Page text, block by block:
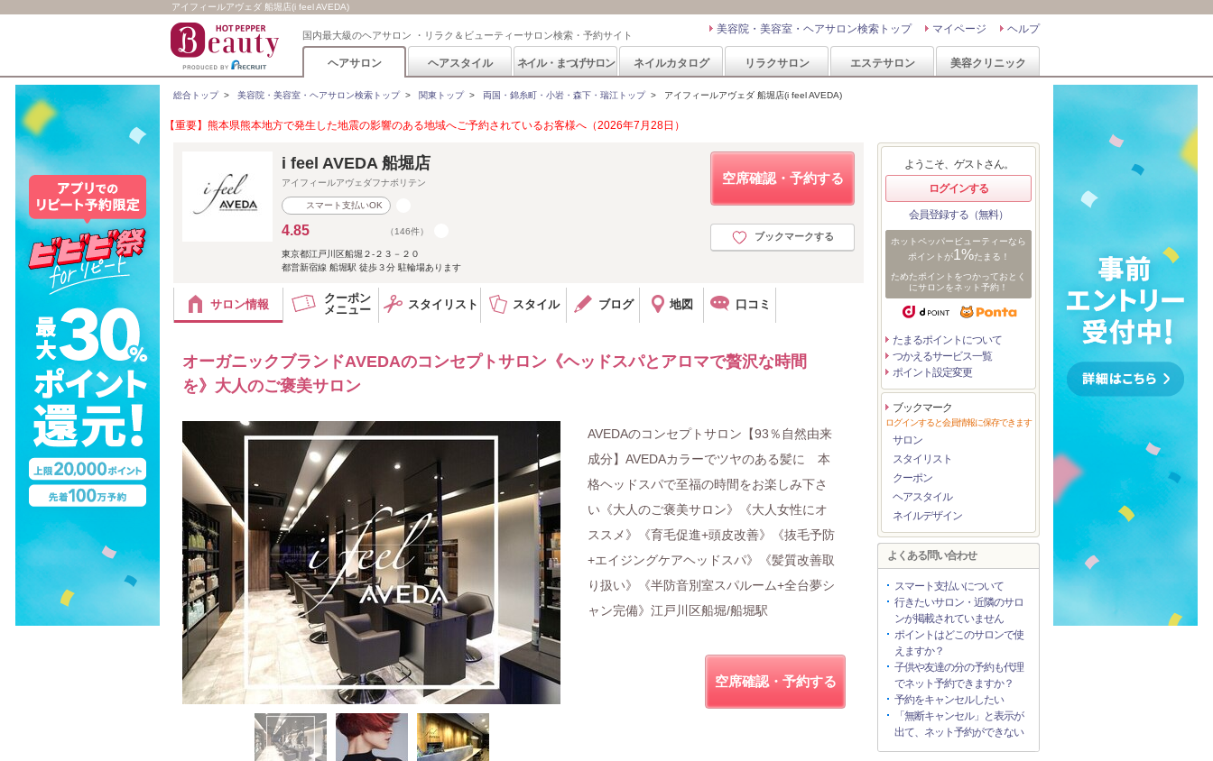
アイフィールアヴェダ 船堀店(i feel AVEDA)
国内最大級のヘアサロン ・リラク＆ビューティーサロン検索・予約サイト ヘルプ
マイページ
美容院・美容室・ヘアサロン検索トップ
ヘアサロン ヘアスタイル ネイル・まつげサロン ネイルカタログ リラクサロン エステサロン 美容クリニック
総合トップ> 美容院・美容室・ヘアサロン検索トップ> 関東トップ> 両国・錦糸町・小岩・森下・瑞江トップ> アイフィールアヴェダ 船堀店(i feel AVEDA)
【重要】熊本県熊本地方で発生した地震の影響のある地域へご予約されているお客様へ（2026年7月28日）
空席確認・予約する
ブックマークする
i feel AVEDA 船堀店
アイフィールアヴェダフナボリテン
スマート支払いOK
4.85 （146件）
東京都江戸川区船堀２-２３－２０
都営新宿線 船堀駅 徒歩３分 駐輪場あります
サロン情報
クーポン
メニュー
スタイリスト スタイル ブログ 地図 口コミ
オーガニックブランドAVEDAのコンセプトサロン《ヘッドスパとアロマで贅沢な時間
を》大人のご褒美サロン
AVEDAのコンセプトサロン【93％自然由来
成分】AVEDAカラーでツヤのある髪に 本
格ヘッドスパで至福の時間をお楽しみ下さ
い《大人のご褒美サロン》《大人女性にオ
ススメ》《育毛促進+頭皮改善》《抜毛予防
+エイジングケアヘッドスパ》《髪質改善取
り扱い》《半防音別室スパルーム+全台夢シ
ャン完備》江戸川区船堀/船堀駅
空席確認・予約する
ようこそ、ゲストさん。
ログインする
会員登録する（無料）
ホットペッパービューティーなら
ポイントが1%たまる！
ためたポイントをつかっておとく
にサロンをネット予約！
たまるポイントについて
つかえるサービス一覧
ポイント設定変更
ブックマーク
ログインすると会員情報に保存できます
サロン
スタイリスト
クーポン
ヘアスタイル
ネイルデザイン
よくある問い合わせ
スマート支払いについて
行きたいサロン・近隣のサロ
ンが掲載されていません
ポイントはどこのサロンで使
えますか？
子供や友達の分の予約も代理
でネット予約できますか？
予約をキャンセルしたい
「無断キャンセル」と表示が
出て、ネット予約ができない